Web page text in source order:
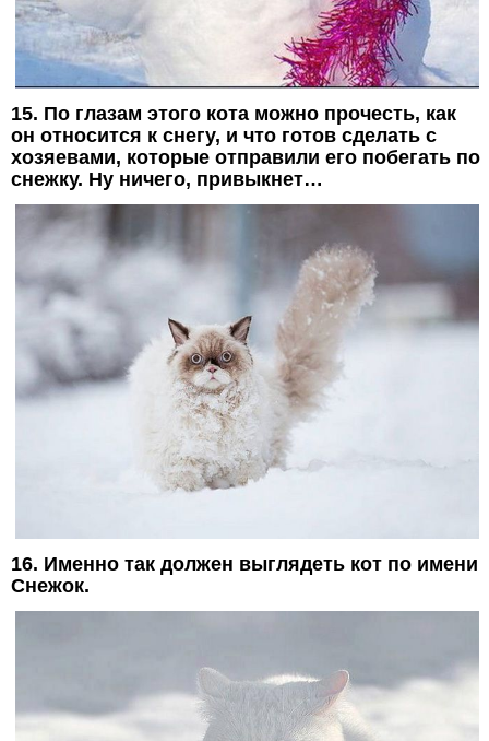
15. По глазам этого кота можно прочесть, как
он относится к снегу, и что готов сделать с
хозяевами, которые отправили его побегать по
снежку. Ну ничего, привыкнет…
16. Именно так должен выглядеть кот по имени
Снежок.